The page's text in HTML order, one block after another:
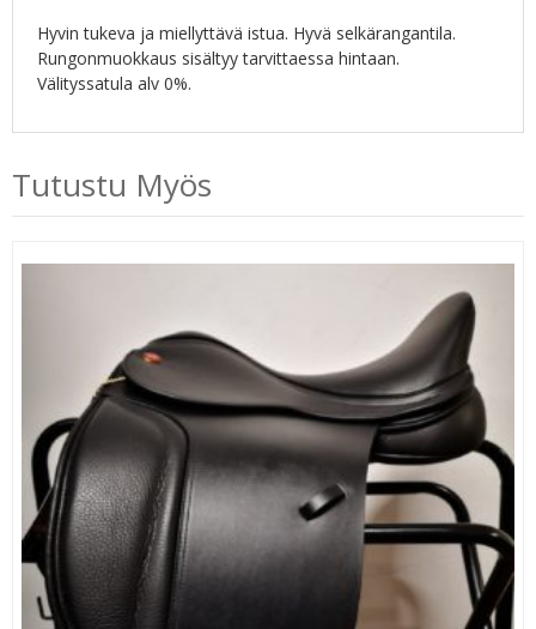
Hyvin tukeva ja miellyttävä istua. Hyvä selkärangantila.
Rungonmuokkaus sisältyy tarvittaessa hintaan.
Välityssatula alv 0%.
Tutustu Myös